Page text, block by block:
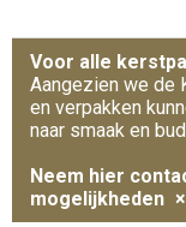
Voor alle
Aangezien we de
en verpakken
naar smaak en
Neem hier
mogelijkheden ×